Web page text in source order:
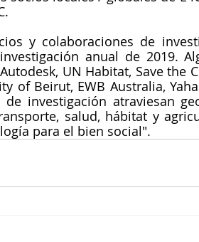
y colaboraciones de
anual de 2019.
UN Habitat, Save the
of Beirut, EWB Australia,
investigación atraviesan
salud, hábitat y
para el bien social".